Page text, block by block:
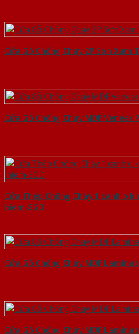
Cửa Gỗ Chống Cháy 2P Sơn Xám
Cửa Gỗ Chống Cháy MDF Veneer
Cửa Thép Chống Cháy 1 canh o
hiem-SGD
Cửa Gỗ Chống Cháy MDF
Cửa Gỗ Chống Cháy MDF